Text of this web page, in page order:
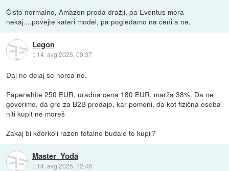
Čisto normalno, Amazon proda dražji, pa Eventus mora
nekaj....povejte kateri model, pa pogledamo na ceni a ne.
Legon
:: 14. avg 2025, 09:37
Daj ne delaj se norca no.
Paperwhite 250 EUR, uradna cena 180 EUR, marža 38%. Da ne
govorimo, da gre za B2B prodajo, kar pomeni, da kot fizična oseba
niti kupit ne moreš
Zakaj bi kdorkoli razen totalne budale to kupil?
Master_Yoda
:: 14. avg 2025, 12:46